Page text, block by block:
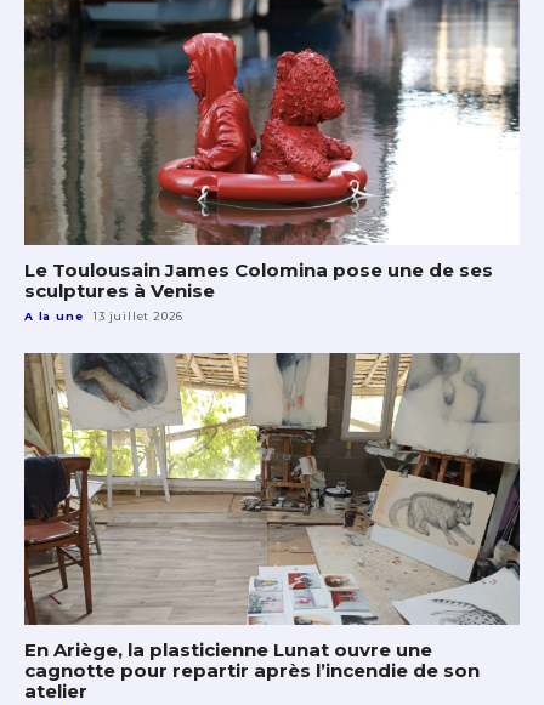
Le Toulousain James Colomina pose une de ses
sculptures à Venise
A la une 13 juillet 2026
En Ariège, la plasticienne Lunat ouvre une
cagnotte pour repartir après l’incendie de son
atelier